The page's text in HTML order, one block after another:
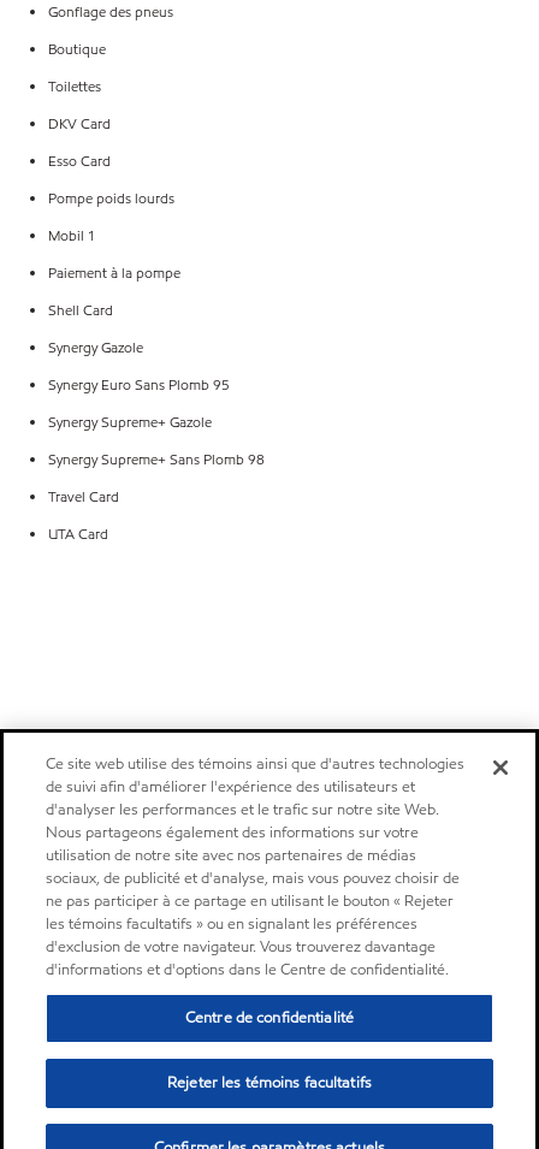
Gonflage des pneus
Boutique
Toilettes
DKV Card
Esso Card
Pompe poids lourds
Mobil 1
Paiement à la pompe
Shell Card
Synergy Gazole
Synergy Euro Sans Plomb 95
Synergy Supreme+ Gazole
Synergy Supreme+ Sans Plomb 98
Travel Card
UTA Card
Ce site web utilise des témoins ainsi que d'autres technologies
de suivi afin d'améliorer l'expérience des utilisateurs et
d'analyser les performances et le trafic sur notre site Web.
Nous partageons également des informations sur votre
utilisation de notre site avec nos partenaires de médias
sociaux, de publicité et d'analyse, mais vous pouvez choisir de
ne pas participer à ce partage en utilisant le bouton « Rejeter
les témoins facultatifs » ou en signalant les préférences
d'exclusion de votre navigateur. Vous trouverez davantage
d'informations et d'options dans le Centre de confidentialité.
Centre de confidentialité
Rejeter les témoins facultatifs